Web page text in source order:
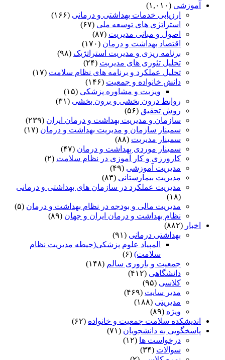
آموزشی (۱,۰۱۰)
ارزیابی خدمات بهداشتی و درمانی (۱۶۶)
استراتژی های توسعه ملی (۶۷)
اصول و مبانی مدیریت (۸۷)
اقتصاد بهداشت و درمان (۱۷۰)
برنامه ریزی و مدیریت استراتژیک (۹۸)
تحلیل تئوری های مدیریت (۲۴)
تحلیل عملکرد و برنامه های نظام سلامت (۱۷)
دانش خانواده و جمعیت (۱۴۶)
ویزیت و مشاوره پزشکی (۱۵)
روابط درون بخشی و برون بخشی (۳۱)
روش تحقیق (۵۶)
سازمان و مدیریت بهداشت و درمان ایران (۲۳۹)
سمینار سازمان و مدیریت بهداشت و درمان (۱۷)
سمینار مدیریت (۸۸)
سمینار موردی بهداشت و درمان (۴۷)
کارورزی و کار آموزی در نظام سلامت (۲)
مدیریت آموزشی (۴۹)
مدیریت بیمارستانی (۸۳)
مدیریت عملکرد در سازمان های بهداشتی و درمانی
(۱۸)
مدیریت مالی و بودجه در نظام بهداشت و درمان (۵)
نظام بهداشت و درمان ایران و جهان (۸۹)
اخبار (۸۸۲)
بهداشتی درمانی (۹۱)
المپیاد علوم پزشکی(حیطه مدیریت نظام
سلامت) (۶)
جمعیت و باروری سالم (۱۴۸)
دانشگاهی (۴۱۲)
کلاسی (۹۵)
مدیر سایت (۴۶۹)
مدیریتی (۱۸۸)
ویژه (۸۹)
اندیشکده سلامت جمعیت و خانواده (۶۲)
پاسخگویی به دانشجویان (۷۱)
درخواست ها (۱۲)
سوالات (۳۴)